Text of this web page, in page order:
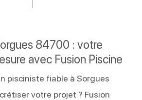
84700 : votre
avec Fusion Piscine
pisciniste fiable à Sorgues
votre projet ? Fusion